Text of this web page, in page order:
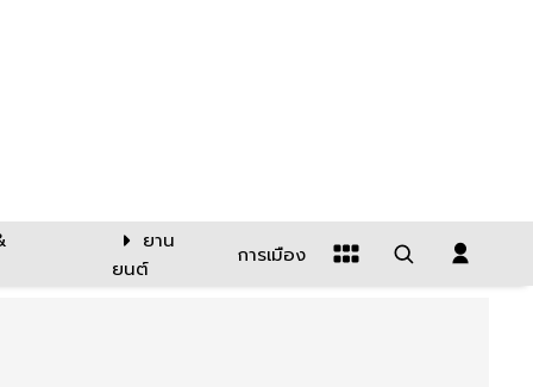
ยาน
ยนต์
การเมือง